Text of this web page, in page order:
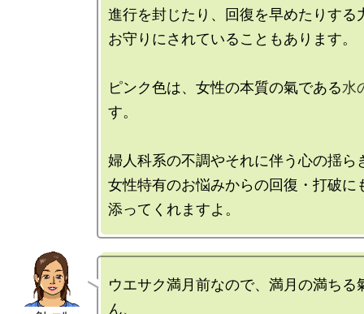
進行を封じたり、回復を早めたりする
お守りにされていることもあります。
ピンク色は、女性の本質の氣である水
す。
婦人科系の不調やそれに伴う心の揺ら
女性特有のお悩みからの回復・打破に
ウエサク満月前なので、満月の満ちる
ん、